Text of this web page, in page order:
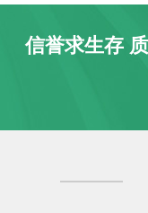
信誉求生存